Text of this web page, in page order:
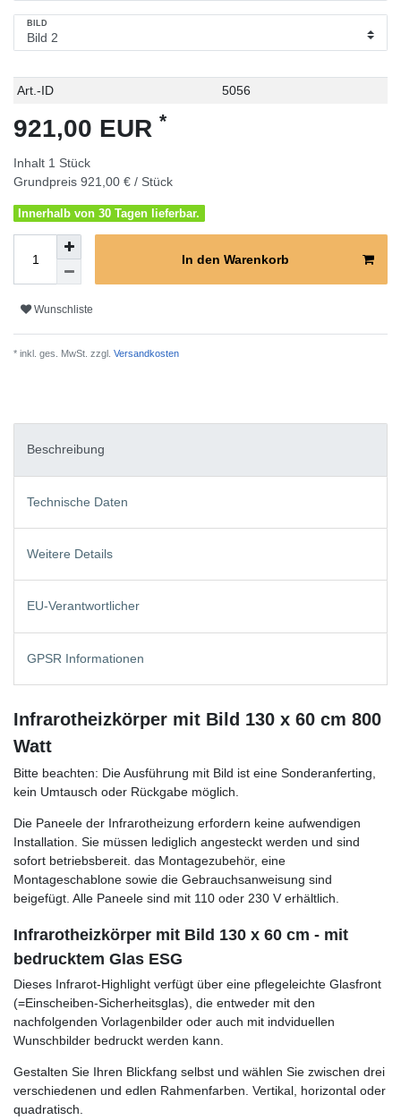
BILD
Technisches
Wert
Art.-ID 5056
921,00 EUR *
Inhalt 1 Stück
Grundpreis 921,00 € / Stück
Innerhalb von 30 Tagen lieferbar.
In den Warenkorb
Wunschliste
* inkl. ges. MwSt. zzgl. Versandkosten
Beschreibung
Technische Daten
Weitere Details
EU-Verantwortlicher
GPSR Informationen
Infrarotheizkörper mit Bild 130 x 60 cm 800
Watt
Bitte beachten: Die Ausführung mit Bild ist eine Sonderanferting,
kein Umtausch oder Rückgabe möglich.
Die Paneele der Infrarotheizung erfordern keine aufwendigen
Installation. Sie müssen lediglich angesteckt werden und sind
sofort betriebsbereit. das Montagezubehör, eine
Montageschablone sowie die Gebrauchsanweisung sind
beigefügt. Alle Paneele sind mit 110 oder 230 V erhältlich.
Infrarotheizkörper mit Bild 130 x 60 cm - mit
bedrucktem Glas ESG
Dieses Infrarot-Highlight verfügt über eine pflegeleichte Glasfront
(=Einscheiben-Sicherheitsglas), die entweder mit den
nachfolgenden Vorlagenbilder oder auch mit indviduellen
Wunschbilder bedruckt werden kann.
Gestalten Sie Ihren Blickfang selbst und wählen Sie zwischen drei
verschiedenen und edlen Rahmenfarben. Vertikal, horizontal oder
quadratisch.